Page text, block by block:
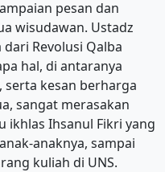
pesan dan
wisudawan. Ustadz
Revolusi Qalba
hal, di antaranya
serta kesan berharga
sangat merasakan
Ihsanul Fikri yang
anaknya, sampai
kuliah di UNS.